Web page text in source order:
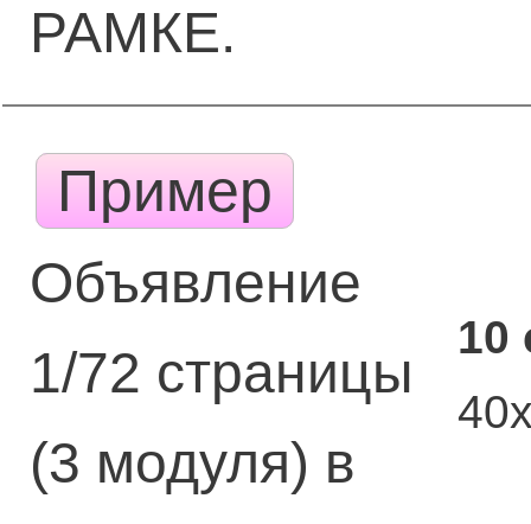
РАМКЕ.
Пример
Объявление
1/72 страницы
(3 модуля) в
10